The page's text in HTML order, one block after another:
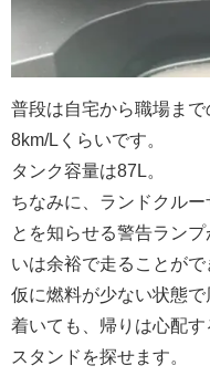
普段は自宅から職場ま
8km/Lくらいです。
タンク容量は87L。
ちなみに、ランドクル
とを知らせる警告ラン
いは余裕で走ることがで
仮に燃料が少ない状態
着いても、帰りは心配
スタンドを探せます。